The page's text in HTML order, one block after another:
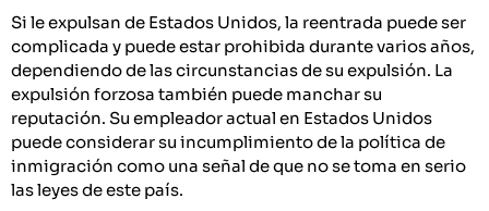
Si le expulsan de Estados Unidos, la reentrada puede ser
complicada y puede estar prohibida durante varios años,
dependiendo de las circunstancias de su expulsión. La
expulsión forzosa también puede manchar su
reputación. Su empleador actual en Estados Unidos
puede considerar su incumplimiento de la política de
inmigración como una señal de que no se toma en serio
las leyes de este país.